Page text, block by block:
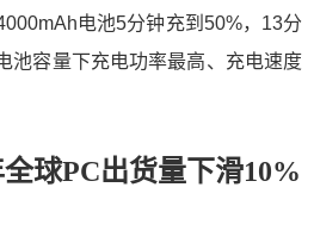
电池5分钟充到50%，13分
池容量下充电功率最高、充电速度
球PC出货量下滑10%